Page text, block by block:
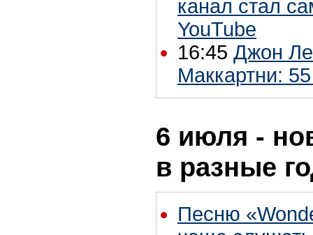
канал стал
YouTube
16:45 Джон
Маккартни:
6 июля -
в разные
Песню